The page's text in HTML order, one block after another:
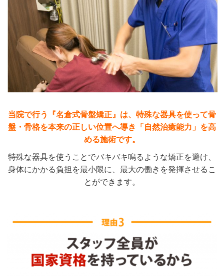
当院で行う『名倉式骨盤矯正』は、特殊な器具を使って骨
盤・骨格を本来の正しい位置へ導き「自然治癒能力」を高
める施術です。
特殊な器具を使うことでバキバキ鳴るような矯正を避け、
身体にかかる負担を最小限に、最大の働きを発揮させるこ
とができます。